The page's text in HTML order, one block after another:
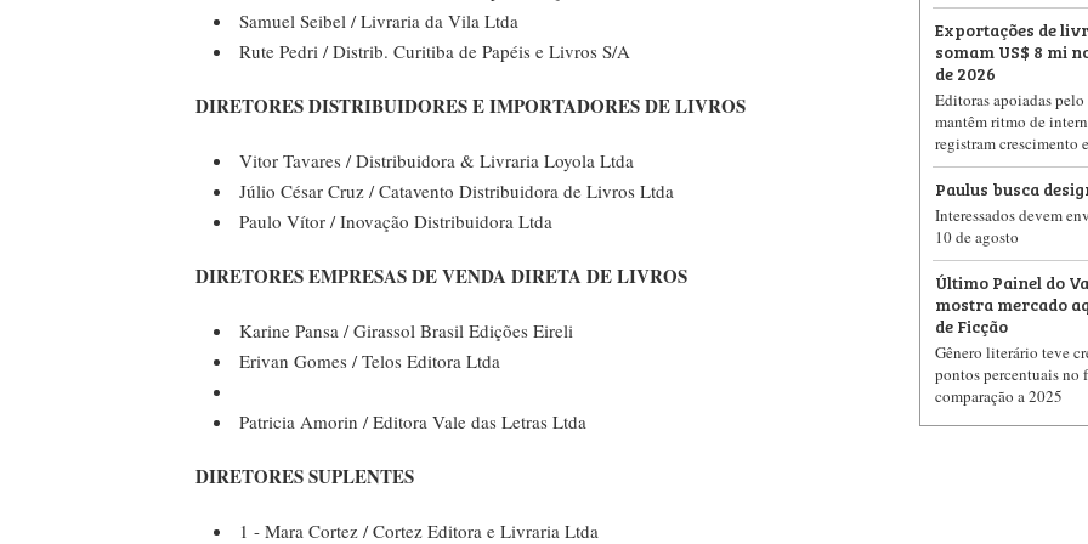
Samuel Seibel / Livraria da Vila Ltda
Rute Pedri / Distrib. Curitiba de Papéis e Livros S/A
DIRETORES DISTRIBUIDORES E IMPORTADORES DE LIVROS
Vitor Tavares / Distribuidora & Livraria Loyola Ltda
Júlio César Cruz / Catavento Distribuidora de Livros Ltda
Paulo Vítor / Inovação Distribuidora Ltda
DIRETORES EMPRESAS DE VENDA DIRETA DE LIVROS
Karine Pansa / Girassol Brasil Edições Eireli
Erivan Gomes / Telos Editora Ltda
Patricia Amorin / Editora Vale das Letras Ltda
DIRETORES SUPLENTES
1 - Mara Cortez / Cortez Editora e Livraria Ltda
Exportações de
somam US$ 8 mi
de 2026
Editoras apoiadas
mantêm ritmo de
registram crescimento
Paulus busca
Interessados devem
10 de agosto
Último Painel do
mostra mercado
de Ficção
Gênero literário teve
pontos percentuais no
comparação a 2025